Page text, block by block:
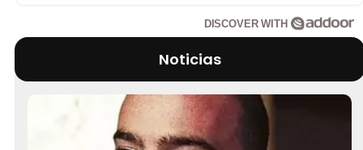
DISCOVER WITH
Noticias